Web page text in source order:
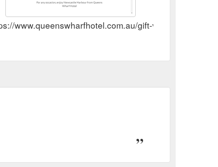
www.queenswharfhotel.com.au/gift-vouchers/